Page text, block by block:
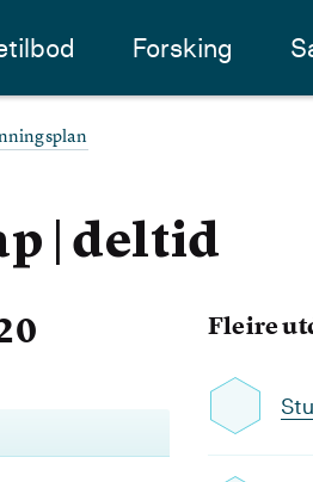
Forsking
| deltid
Fleire